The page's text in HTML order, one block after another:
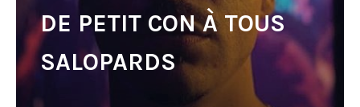
DE PETIT CON À TOUS
SALOPARDS